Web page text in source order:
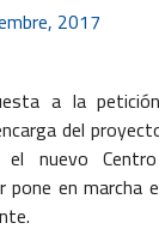
2017
a la
del
el nuevo
pone en marcha